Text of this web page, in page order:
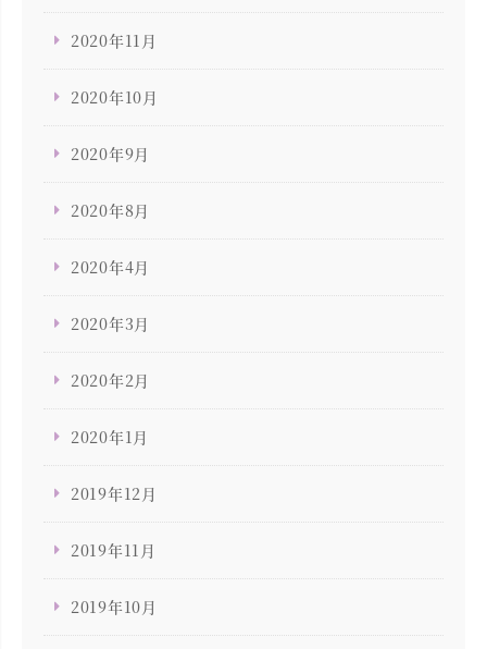
2020年11月
2020年10月
2020年9月
2020年8月
2020年4月
2020年3月
2020年2月
2020年1月
2019年12月
2019年11月
2019年10月